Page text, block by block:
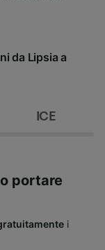
da Lipsia a
ICE
portare
i